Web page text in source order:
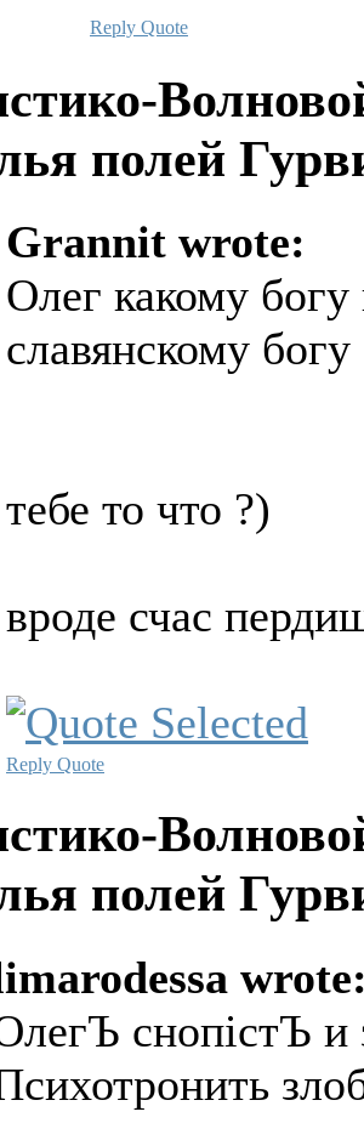
Reply Quote
полей
Grannit wrote:
Олег какому
славянскому
тебе то что ?)
вроде счас
Reply Quote
полей
снопістЪ и